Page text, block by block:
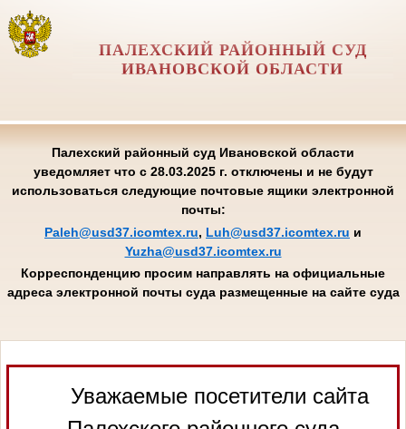
ПАЛЕХСКИЙ РАЙОННЫЙ СУД
ИВАНОВСКОЙ ОБЛАСТИ
Палехский районный суд Ивановской области
уведомляет что с 28.03.2025 г. отключены и не будут
использоваться следующие почтовые ящики электронной
почты:
Paleh@usd37.icomtex.ru, Luh@usd37.icomtex.ru и
Yuzha@usd37.icomtex.ru
Корреспонденцию просим направлять на официальные
адреса электронной почты суда размещенные на сайте суда
Уважаемые посетители сайта